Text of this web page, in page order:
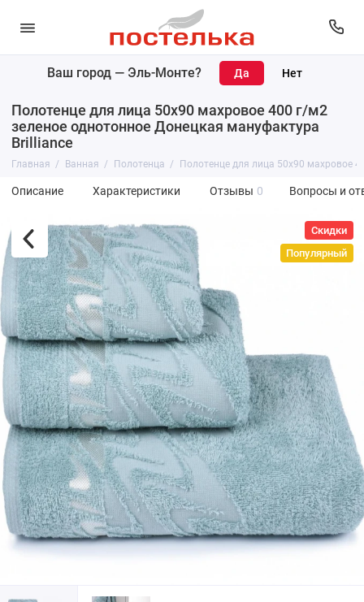
Ваш город — Эль-Монте?
Полотенце для лица 50х90 махровое 400 г/м2
зеленое однотонное Донецкая мануфактура
Brilliance
Главная Ванная Полотенца Полотенце для лица 50х90 махровое
Описание Характеристики Отзывы 0 Вопросы и
Скидки
Популярный